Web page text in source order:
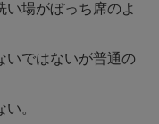
い場がぼっち席のよ
いではないが普通の
。